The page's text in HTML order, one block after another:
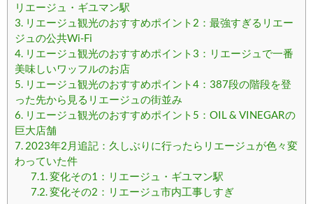
リエージュ・ギユマン駅
3. リエージュ観光のおすすめポイント2：最強すぎるリエー
ジュの公共Wi-Fi
4. リエージュ観光のおすすめポイント3：リエージュで一番
美味しいワッフルのお店
5. リエージュ観光のおすすめポイント4：387段の階段を登
った先から見るリエージュの街並み
6. リエージュ観光のおすすめポイント5：OIL & VINEGARの
巨大店舗
7. 2023年2月追記：久しぶりに行ったらリエージュが色々変
わっていた件
7.1.変化その1：リエージュ・ギユマン駅
7.2.変化その2：リエージュ市内工事しすぎ